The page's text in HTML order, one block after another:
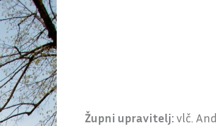
Župni upravitelj:vlč.